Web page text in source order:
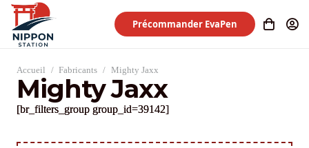
Précommander EvaPen
Accueil / Fabricants / Mighty Jaxx
Mighty Jaxx
[br_filters_group group_id=39142]